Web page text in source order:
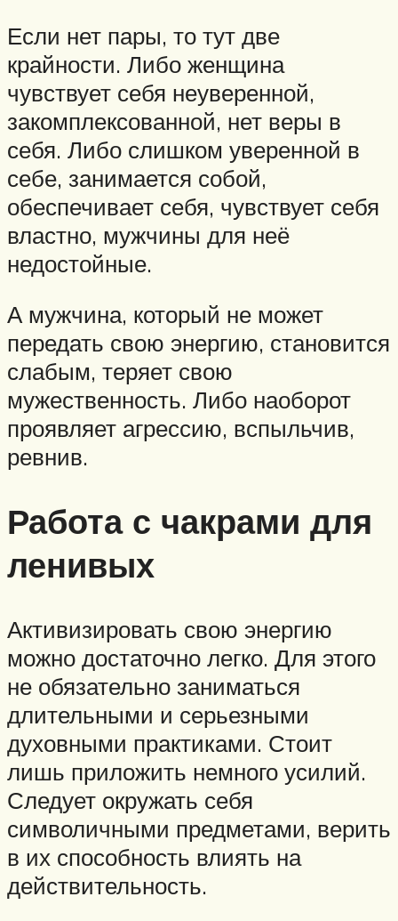
Если нет пары, то тут две
крайности. Либо женщина
чувствует себя неуверенной,
закомплексованной, нет веры в
себя. Либо слишком уверенной в
себе, занимается собой,
обеспечивает себя, чувствует себя
властно, мужчины для неё
недостойные.
А мужчина, который не может
передать свою энергию, становится
слабым, теряет свою
мужественность. Либо наоборот
проявляет агрессию, вспыльчив,
ревнив.
Работа с чакрами для
ленивых
Активизировать свою энергию
можно достаточно легко. Для этого
не обязательно заниматься
длительными и серьезными
духовными практиками. Стоит
лишь приложить немного усилий.
Следует окружать себя
символичными предметами, верить
в их способность влиять на
действительность.